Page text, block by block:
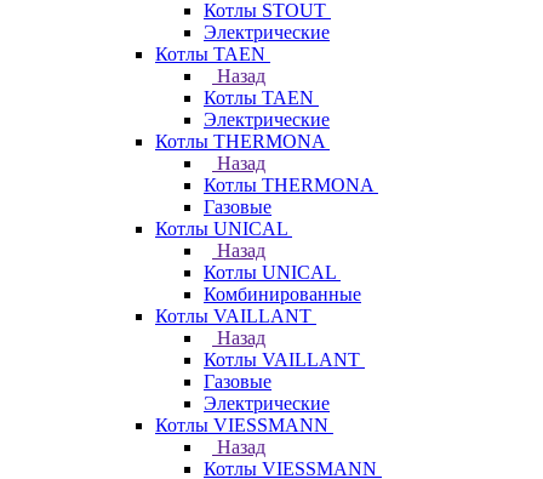
Котлы STOUT
Электрические
Котлы TAEN
Назад
Котлы TAEN
Электрические
Котлы THERMONA
Назад
Котлы THERMONA
Газовые
Котлы UNICAL
Назад
Котлы UNICAL
Комбинированные
Котлы VAILLANT
Назад
Котлы VAILLANT
Газовые
Электрические
Котлы VIESSMANN
Назад
Котлы VIESSMANN